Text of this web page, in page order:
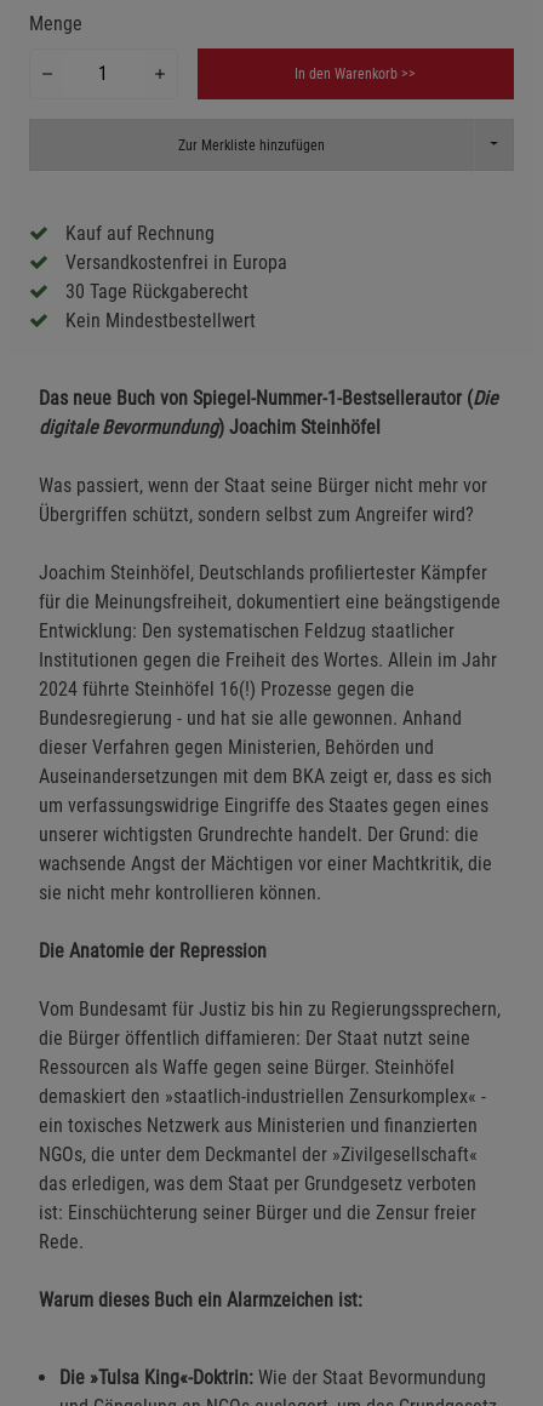
Menge
In den Warenkorb >>
Zur Merkliste hinzufügen Toggle
Kauf auf Rechnung
Versandkostenfrei in Europa
30 Tage Rückgaberecht
Kein Mindestbestellwert
Das neue Buch von Spiegel-Nummer-1-Bestsellerautor (Die
digitale Bevormundung) Joachim Steinhöfel
Was passiert, wenn der Staat seine Bürger nicht mehr vor
Übergriffen schützt, sondern selbst zum Angreifer wird?
Joachim Steinhöfel, Deutschlands profiliertester Kämpfer
für die Meinungsfreiheit, dokumentiert eine beängstigende
Entwicklung: Den systematischen Feldzug staatlicher
Institutionen gegen die Freiheit des Wortes. Allein im Jahr
2024 führte Steinhöfel 16(!) Prozesse gegen die
Bundesregierung - und hat sie alle gewonnen. Anhand
dieser Verfahren gegen Ministerien, Behörden und
Auseinandersetzungen mit dem BKA zeigt er, dass es sich
um verfassungswidrige Eingriffe des Staates gegen eines
unserer wichtigsten Grundrechte handelt. Der Grund: die
wachsende Angst der Mächtigen vor einer Machtkritik, die
sie nicht mehr kontrollieren können.
Die Anatomie der Repression
Vom Bundesamt für Justiz bis hin zu Regierungssprechern,
die Bürger öffentlich diffamieren: Der Staat nutzt seine
Ressourcen als Waffe gegen seine Bürger. Steinhöfel
demaskiert den »staatlich-industriellen Zensurkomplex« -
ein toxisches Netzwerk aus Ministerien und finanzierten
NGOs, die unter dem Deckmantel der »Zivilgesellschaft«
das erledigen, was dem Staat per Grundgesetz verboten
ist: Einschüchterung seiner Bürger und die Zensur freier
Rede.
Warum dieses Buch ein Alarmzeichen ist:
Die »Tulsa King«-Doktrin: Wie der Staat Bevormundung